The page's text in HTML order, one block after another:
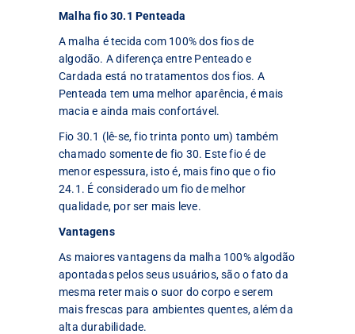
Malha fio 30.1 Penteada
A malha é tecida com 100% dos fios de
algodão. A diferença entre Penteado e
Cardada está no tratamentos dos fios. A
Penteada tem uma melhor aparência, é mais
macia e ainda mais confortável.
Fio 30.1 (lê-se, fio trinta ponto um) também
chamado somente de fio 30. Este fio é de
menor espessura, isto é, mais fino que o fio
24.1. É considerado um fio de melhor
qualidade, por ser mais leve.
Vantagens
As maiores vantagens da malha 100% algodão
apontadas pelos seus usuários, são o fato da
mesma reter mais o suor do corpo e serem
mais frescas para ambientes quentes, além da
alta durabilidade.